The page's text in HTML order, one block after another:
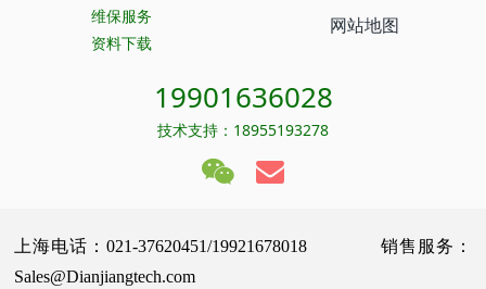
维保服务
资料下载
网站地图
19901636028
技术支持：18955193278
上海电话：021-37620451/19921678018 销售服务：
Sales@Dianjiangtech.com